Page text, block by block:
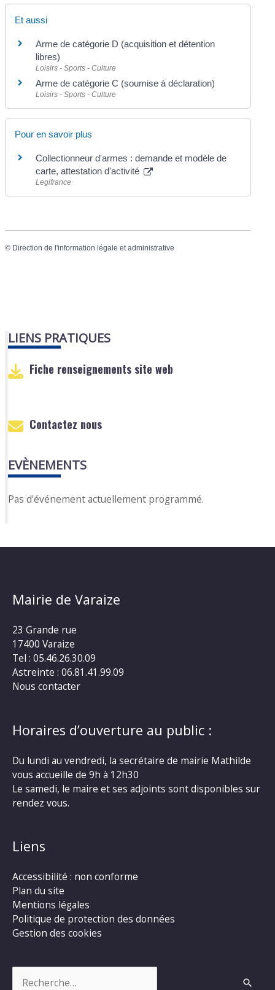
Et aussi
Arme de catégorie D (acquisition et détention
libres)
Loisirs - Sports - Culture
Arme de catégorie C (soumise à déclaration)
Loisirs - Sports - Culture
Pour en savoir plus
Collectionneur d'armes : demande et modèle de
carte, attestation d'activité
Legifrance
© Direction de l'information légale et administrative
LIENS PRATIQUES
Fiche renseignements site web
Contactez nous
EVÈNEMENTS
Pas d'événement actuellement programmé.
Mairie de Varaize
23 Grande rue
17400 Varaize
Tel : 05.46.26.30.09
Astreinte : 06.81.41.99.09
Nous contacter
Horaires d’ouverture au public :
Du lundi au vendredi, la secrétaire de mairie Mathilde
vous accueille de 9h à 12h30
Le samedi, le maire et ses adjoints sont disponibles sur
rendez vous.
Liens
Accessibilité : non conforme
Plan du site
Mentions légales
Politique de protection des données
Gestion des cookies